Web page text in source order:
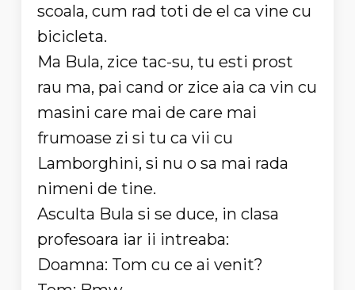
scoala, cum rad toti de el ca vine cu
bicicleta.
Ma Bula, zice tac-su, tu esti prost
rau ma, pai cand or zice aia ca vin cu
masini care mai de care mai
frumoase zi si tu ca vii cu
Lamborghini, si nu o sa mai rada
nimeni de tine.
Asculta Bula si se duce, in clasa
profesoara iar ii intreaba:
Doamna: Tom cu ce ai venit?